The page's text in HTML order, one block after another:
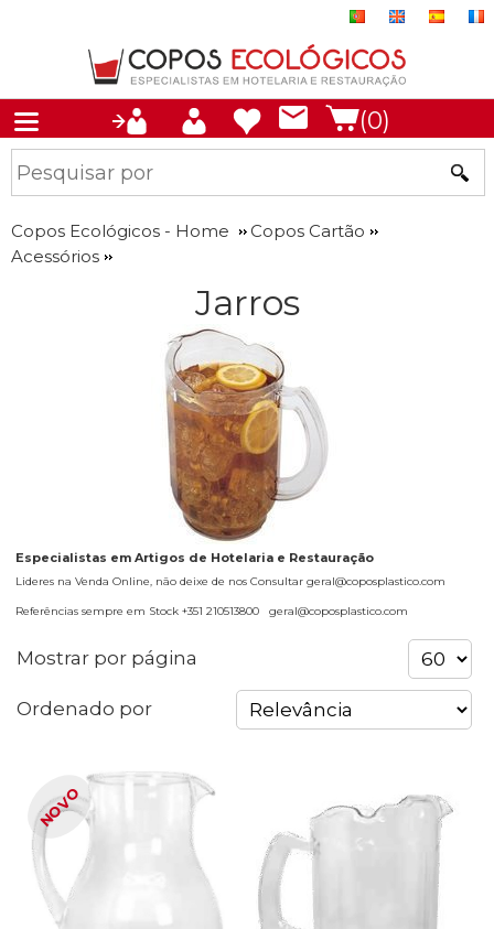
(0)
Copos Ecológicos - Home
Copos Cartão
Acessórios
Jarros
Especialistas em Artigos de Hotelaria e Restauração
Lideres na Venda Online, não deixe de nos Consultar geral@coposplastico.com
Referências sempre em Stock +351 210513800 geral@coposplastico.com
Mostrar por página
Ordenado por
NOVO